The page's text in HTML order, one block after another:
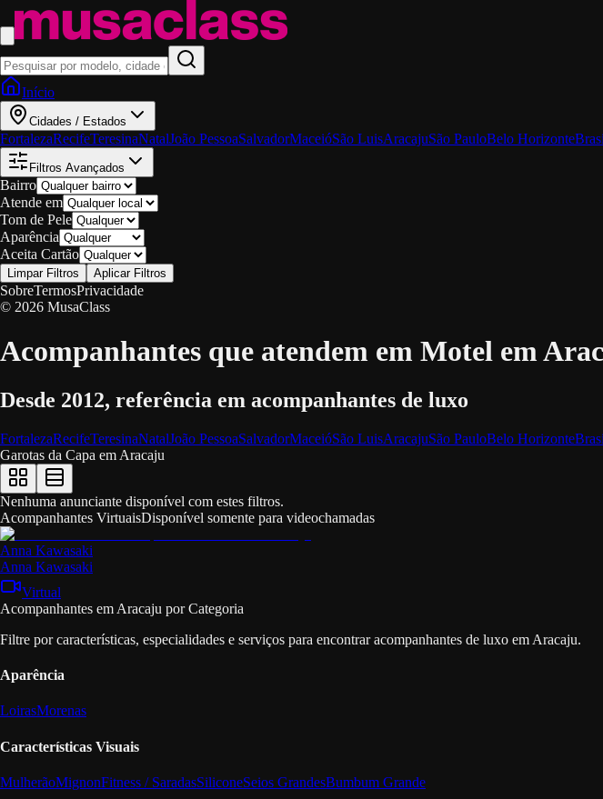
Início
Cidades / Estados
FortalezaRecifeTeresinaNatalJoão PessoaSalvadorMaceióSão LuisAracajuSão PauloBelo Horizonte
Filtros Avançados
Bairro
Atende em
Tom de Pele
Aparência
Aceita Cartão
Limpar Filtros Aplicar Filtros
SobreTermosPrivacidade
© 2026 MusaClass
Acompanhantes que atendem em Motel em
Desde 2012, referência em acompanhantes de luxo
FortalezaRecifeTeresinaNatalJoão PessoaSalvadorMaceióSão LuisAracajuSão PauloBelo Horizonte
Garotas da Capa em Aracaju
Nenhuma anunciante disponível com estes filtros.
Acompanhantes VirtuaisDisponível somente para videochamadas
Anna Kawasaki
Anna Kawasaki
Virtual
Acompanhantes em Aracaju por Categoria
Filtre por características, especialidades e serviços para encontrar acompanhantes de luxo em Aracaju.
Aparência
LoirasMorenas
Características Visuais
MulherãoMignonFitness / SaradasSiliconeSeios GrandesBumbum Grande